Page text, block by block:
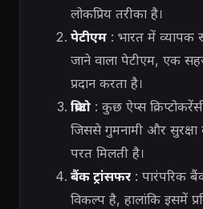
लोकप्रिय तरीका है।
पेटीएम: भारत में व्यापक
जाने वाला पेटीएम, एक
प्रदान करता है।
क्रिप्टो: कुछ ऐप्स
जिससे गुमनामी और
परत मिलती है।
बैंक ट्रांसफर: पारंपरिक
विकल्प है, हालांकि इसमें